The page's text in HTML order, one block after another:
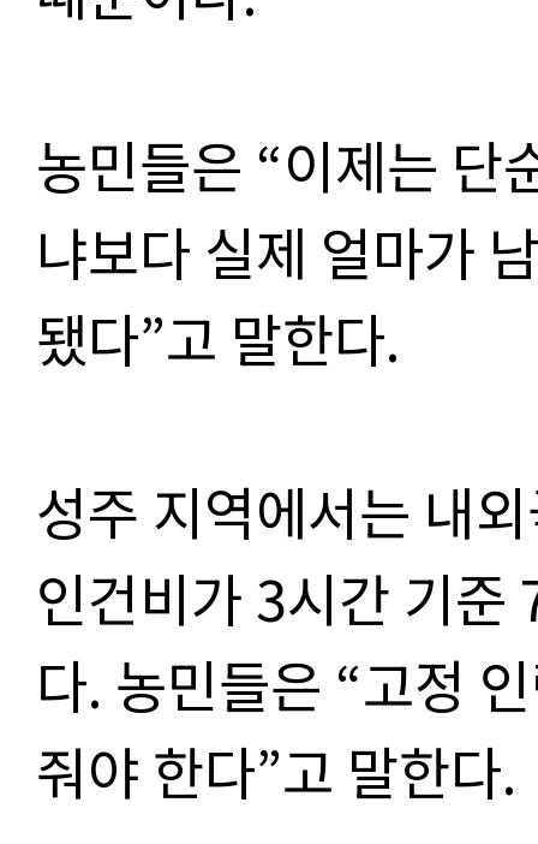
농민들은 “이제는 단
냐보다 실제 얼마가
됐다”고 말한다.
성주 지역에서는 내
인건비가 3시간 기준
다. 농민들은 “고정
줘야 한다”고 말한다.